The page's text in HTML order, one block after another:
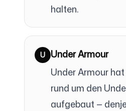
halten.
U
Under Armour
Under Armour
rund um den
aufgebaut —